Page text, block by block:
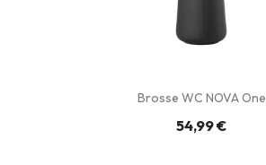
Brosse WC NOVA One
54,99 €